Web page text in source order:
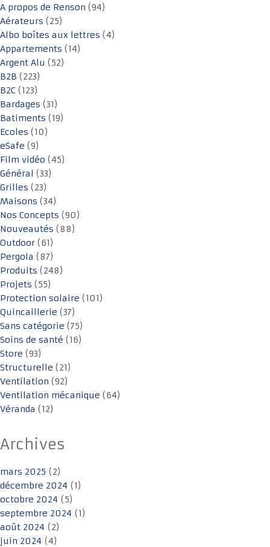
A propos de Renson (94)
Aérateurs (25)
Albo boîtes aux lettres (4)
Appartements (14)
Argent Alu (52)
B2B (223)
B2C (123)
Bardages (31)
Batiments (19)
Ecoles (10)
eSafe (9)
Film vidéo (45)
Général (33)
Grilles (23)
Maisons (34)
Nos Concepts (90)
Nouveautés (88)
Outdoor (61)
Pergola (87)
Produits (248)
Projets (55)
Protection solaire (101)
Quincaillerie (37)
Sans catégorie (75)
Soins de santé (16)
Store (93)
Structurelle (21)
Ventilation (92)
Ventilation mécanique (64)
Véranda (12)
Archives
mars 2025 (2)
décembre 2024 (1)
octobre 2024 (5)
septembre 2024 (1)
août 2024 (2)
juin 2024 (4)